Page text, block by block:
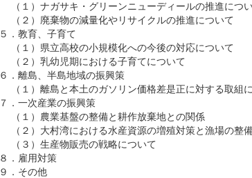
（１）ナガサキ・グリーンニューディールの推進につ
（２）廃棄物の減量化やリサイクルの推進について
５．教育、子育て
（１）県立高校の小規模化への今後の対応について
（２）乳幼児期における子育てについて
６．離島、半島地域の振興策
（１）離島と本土のガソリン価格差是正に対する取組
７．一次産業の振興策
（１）農業基盤の整備と耕作放棄地との関係
（２）大村湾における水産資源の増殖対策と漁場の整
（３）生産物販売の戦略について
８．雇用対策
９．その他